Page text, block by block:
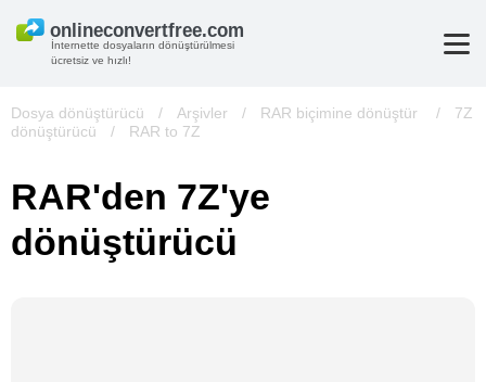
İnternette dosyaların dönüştürülmesi
ücretsiz ve hızlı!
Dosya dönüştürücü / Arşivler / RAR biçimine dönüştür /
7Z
dönüştürücü
/ RAR to 7Z
RAR'den 7Z'ye
dönüştürücü